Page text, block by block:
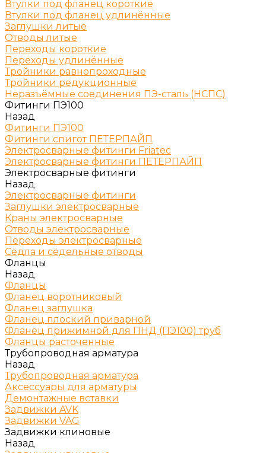
Втулки под фланец короткие
Втулки под фланец удлинённые
Заглушки литые
Отводы литые
Переходы короткие
Переходы удлинённые
Тройники равнопроходные
Тройники редукционные
Неразъёмные соединения ПЭ-сталь (НСПС)
Фитинги ПЭ100
Назад
Фитинги ПЭ100
Фитинги спигот ПЕТЕРПАЙП
Электросварные фитинги Friatec
Электросварные фитинги ПЕТЕРПАЙП
Электросварные фитинги
Назад
Электросварные фитинги
Заглушки электросварные
Краны электросварные
Отводы электросварные
Переходы электросварные
Сёдла и сёдельные отводы
Фланцы
Назад
Фланцы
Фланец воротниковый
Фланец заглушка
Фланец плоский приварной
Фланец прижимной для ПНД (ПЭ100) труб
Фланцы расточенные
Трубопроводная арматура
Назад
Трубопроводная арматура
Аксессуары для арматуры
Демонтажные вставки
Задвижки AVK
Задвижки VAG
Задвижки клиновые
Назад